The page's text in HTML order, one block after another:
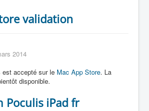
validation
2014
est accepté sur le Mac App Store. La
disponible.
Poculis iPad fr